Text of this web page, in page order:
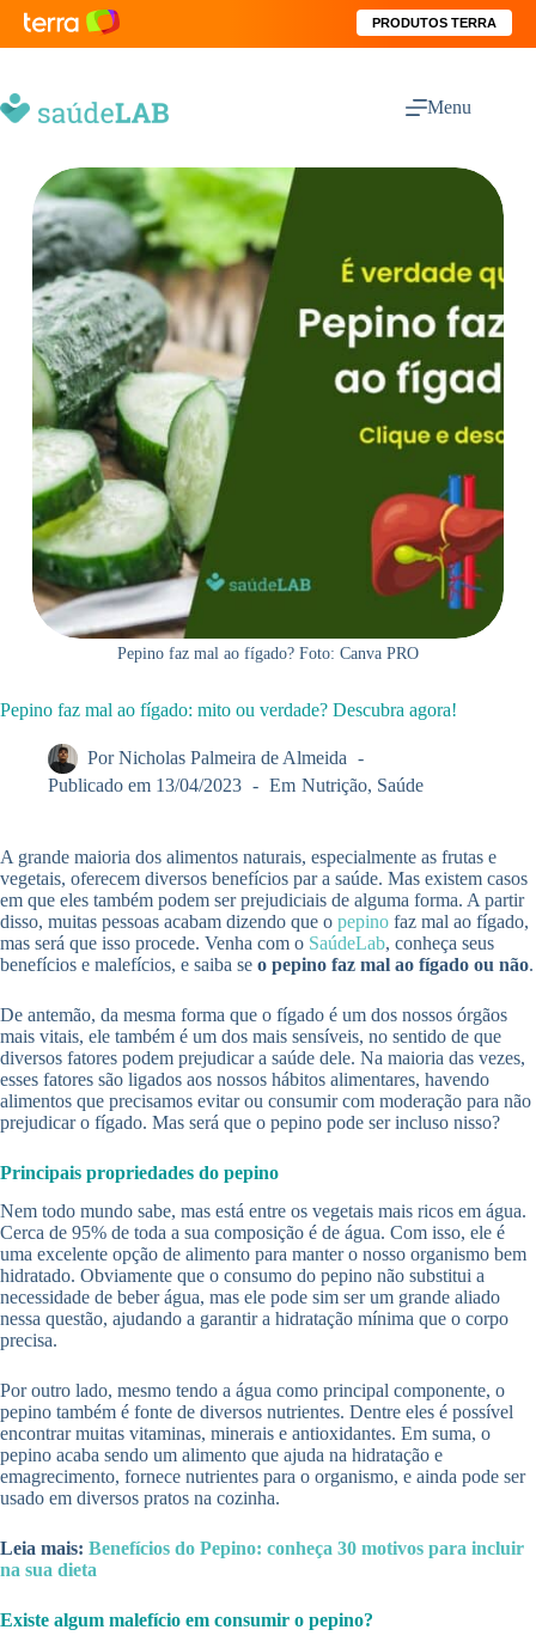
PRODUTOS TERRA
Menu
Pepino faz mal ao fígado? Foto: Canva PRO
Pepino faz mal ao fígado: mito ou verdade? Descubra agora!
Por Nicholas Palmeira de Almeida
Publicado em 13/04/2023 Em Nutrição, Saúde
A grande maioria dos alimentos naturais, especialmente as frutas e
vegetais, oferecem diversos benefícios par a saúde. Mas existem casos
em que eles também podem ser prejudiciais de alguma forma. A partir
disso, muitas pessoas acabam dizendo que o pepino faz mal ao fígado,
mas será que isso procede. Venha com o SaúdeLab, conheça seus
benefícios e malefícios, e saiba se o pepino faz mal ao fígado ou não.
De antemão, da mesma forma que o fígado é um dos nossos órgãos
mais vitais, ele também é um dos mais sensíveis, no sentido de que
diversos fatores podem prejudicar a saúde dele. Na maioria das vezes,
esses fatores são ligados aos nossos hábitos alimentares, havendo
alimentos que precisamos evitar ou consumir com moderação para não
prejudicar o fígado. Mas será que o pepino pode ser incluso nisso?
Principais propriedades do pepino
Nem todo mundo sabe, mas está entre os vegetais mais ricos em água.
Cerca de 95% de toda a sua composição é de água. Com isso, ele é
uma excelente opção de alimento para manter o nosso organismo bem
hidratado. Obviamente que o consumo do pepino não substitui a
necessidade de beber água, mas ele pode sim ser um grande aliado
nessa questão, ajudando a garantir a hidratação mínima que o corpo
precisa.
Por outro lado, mesmo tendo a água como principal componente, o
pepino também é fonte de diversos nutrientes. Dentre eles é possível
encontrar muitas vitaminas, minerais e antioxidantes. Em suma, o
pepino acaba sendo um alimento que ajuda na hidratação e
emagrecimento, fornece nutrientes para o organismo, e ainda pode ser
usado em diversos pratos na cozinha.
Leia mais: Benefícios do Pepino: conheça 30 motivos para incluir
na sua dieta
Existe algum malefício em consumir o pepino?